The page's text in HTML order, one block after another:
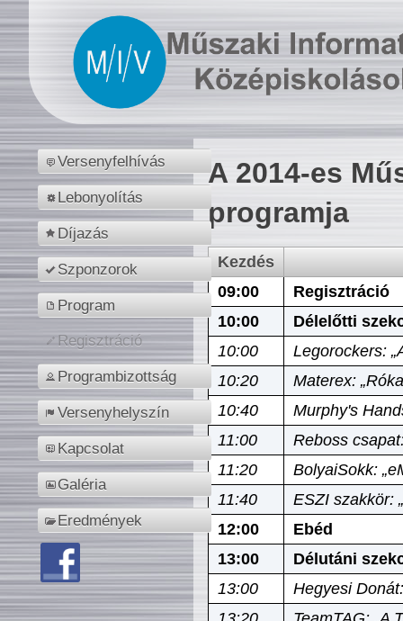
Versenyfelhívás
Lebonyolítás
Díjazás
Szponzorok
Program
Regisztráció
Programbizottság
Versenyhelyszín
Kapcsolat
Galéria
Eredmények
A 2014-es
programja
Kezdés
09:00
Regisztráció
10:00
Délelőtti
10:00
Legorockers:
10:20
Materex:
10:40
Murphy's
11:00
Reboss
11:20
BolyaiSokk:
11:40
ESZI szakkör:
12:00
Ebéd
13:00
Délutáni
13:00
Hegyesi